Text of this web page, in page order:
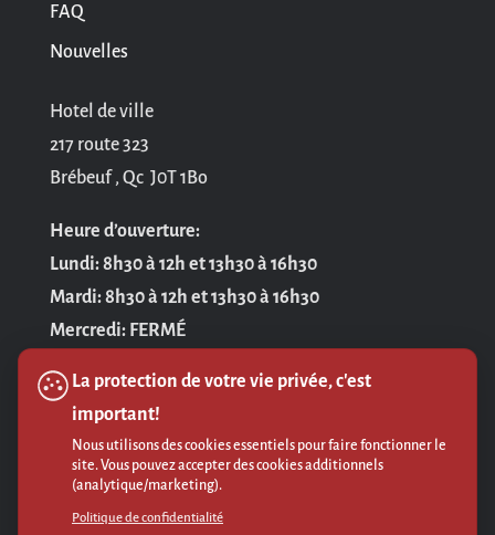
FAQ
Nouvelles
Hotel de ville
217 route 323
Brébeuf , Qc J0T 1Bo
Heure d’ouverture:
Lundi: 8h30 à 12h et 13h30 à 16h30
Mardi: 8h30 à 12h et 13h30 à 16h30
Mercredi: FERMÉ
Vendredi: 8h30 à 12h
Politique de confidentialité
La protection de votre vie privée, c'est
important!
Nous utilisons des cookies essentiels pour faire fonctionner le
site. Vous pouvez accepter des cookies additionnels
(analytique/marketing).
Politique de confidentialité